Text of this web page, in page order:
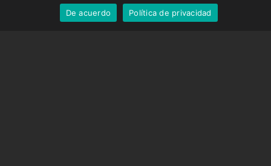
De acuerdo
Política de privacidad
Spanish